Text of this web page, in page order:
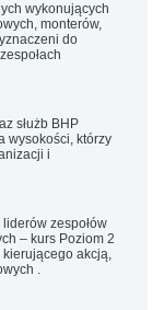
wykonujących
monterów,
do
służb BHP
wysokości, którzy
i
zespołów
– kurs Poziom 2
akcją,
.